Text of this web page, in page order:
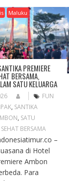
Maluku
PREMIERE
BERSAMA,
SATU KELUARGA
FUN
, SANTIKA
, SATU
SEHAT BERSAMA
–
di Hotel
Ambon
Para